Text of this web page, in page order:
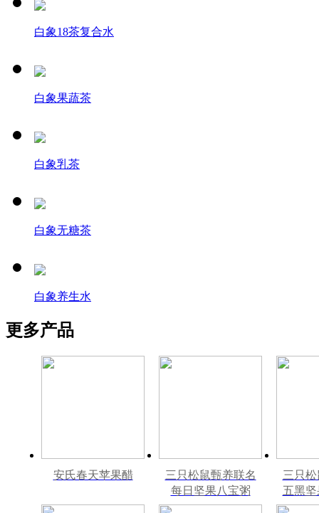
白象18茶复合水
白象果蔬茶
白象乳茶
白象无糖茶
白象养生水
更多产品
安氏春天苹果醋
三只松鼠甄养联名
每日坚果八宝粥
330g*12罐礼盒装
三只
五黑